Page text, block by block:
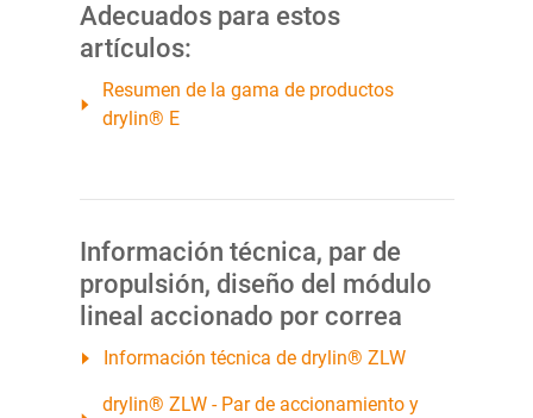
Adecuados para estos
artículos:
Resumen de la gama de productos
drylin® E
Información técnica, par de
propulsión, diseño del módulo
lineal accionado por correa
Información técnica de drylin® ZLW
drylin® ZLW - Par de accionamiento y